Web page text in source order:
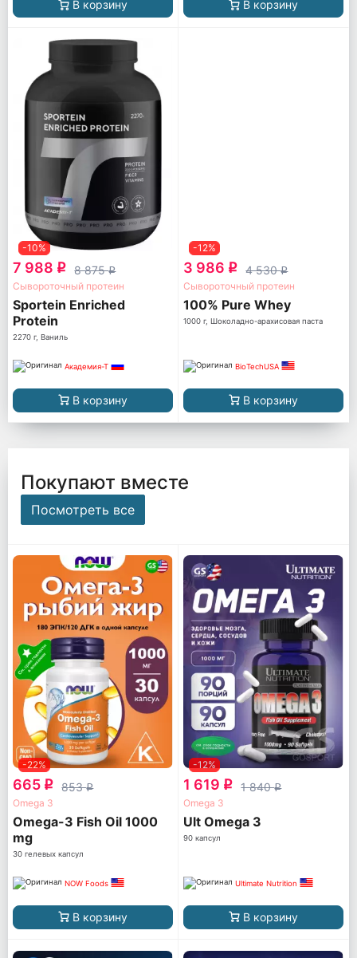
В корзину В корзину
-10%
7 988 q 8 875q
Сывороточный протеин
Sportein Enriched
Protein
2270 г, Ваниль
Академия-Т
В корзину
-12%
3 986 q 4 530q
Сывороточный протеин
100% Pure Whey
1000 г, Шоколадно-арахисовая паста
BioTechUSA
В корзину
Покупают вместе
Посмотреть все
-22%
665 q 853q
Omega 3
Omega-3 Fish Oil 1000
mg
30 гелевых капсул
NOW Foods
В корзину
-12%
1 619 q 1 840q
Omega 3
Ult Omega 3
90 капсул
Ultimate Nutrition
В корзину